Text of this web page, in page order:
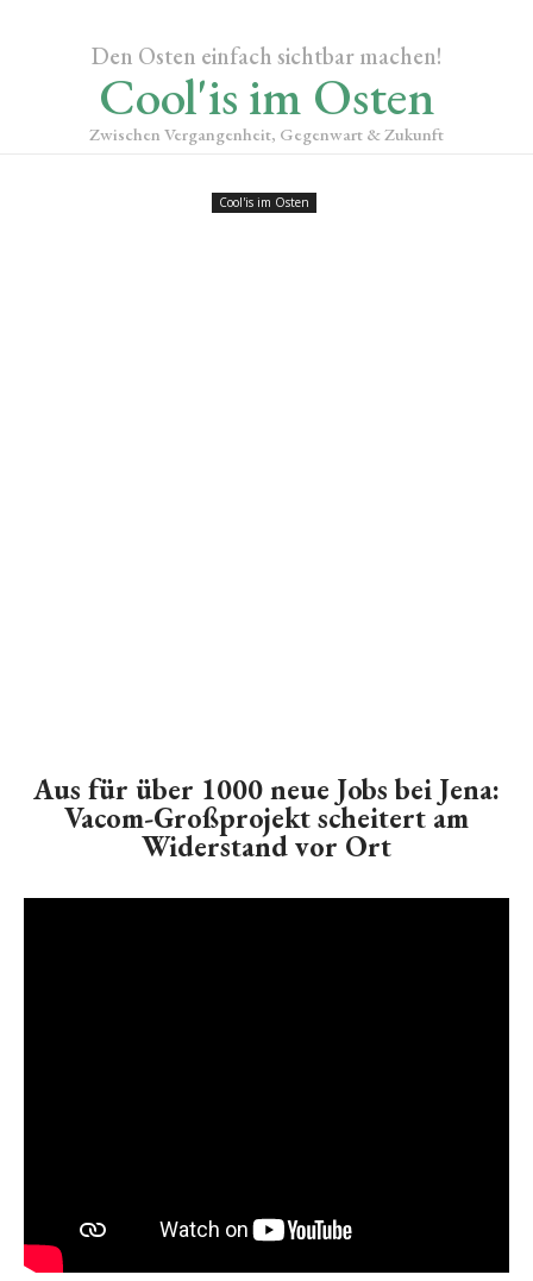
Den Osten einfach sichtbar machen!
Cool'is im Osten
Zwischen Vergangenheit, Gegenwart & Zukunft
Cool'is im Osten
Aus für über 1000 neue Jobs bei Jena:
Vacom-Großprojekt scheitert am
Widerstand vor Ort